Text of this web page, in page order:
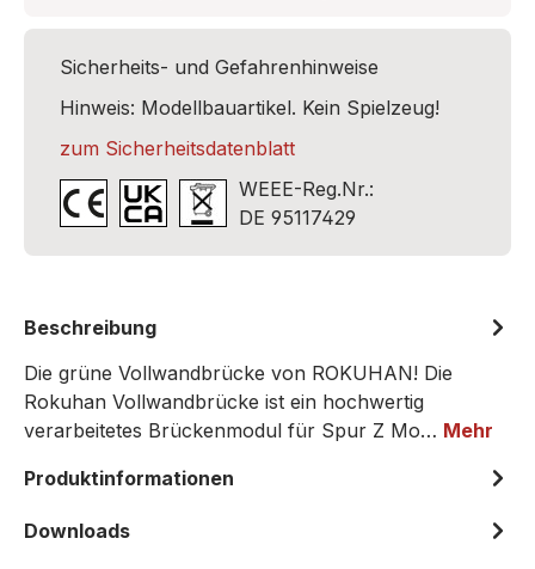
Sicherheits- und Gefahrenhinweise
Hinweis: Modellbauartikel. Kein Spielzeug!
zum Sicherheitsdatenblatt
WEEE-Reg.Nr.:
DE 95117429
Beschreibung
Die grüne Vollwandbrücke von ROKUHAN! Die
Rokuhan Vollwandbrücke ist ein hochwertig
verarbeitetes Brückenmodul für Spur Z Mo… Mehr
Produktinformationen
Downloads